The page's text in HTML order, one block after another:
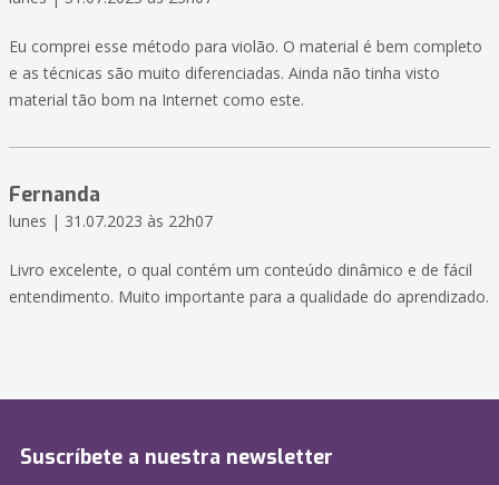
Eu comprei esse método para violão. O material é bem completo
e as técnicas são muito diferenciadas. Ainda não tinha visto
material tão bom na Internet como este.
Fernanda
lunes | 31.07.2023 às 22h07
Livro excelente, o qual contém um conteúdo dinâmico e de fácil
entendimento. Muito importante para a qualidade do aprendizado.
Suscríbete a nuestra newsletter